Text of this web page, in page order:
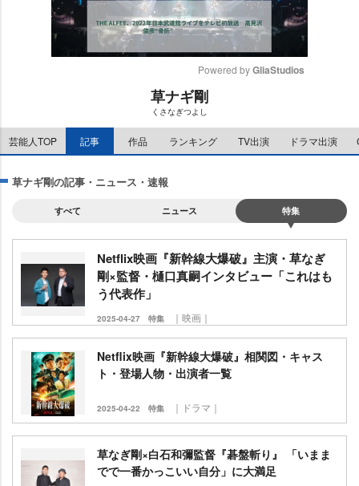
e
Powered by GliaStudios
草ナギ剛
くさなぎつよし
芸能人TOP 記事 作品 ランキング TV出演 ドラマ出演
草ナギ剛の記事・ニュース・速報
すべて ニュース 特集
Netflix映画『新幹線大爆破』主演・草なぎ
剛×監督・樋口真嗣インタビュー「これはも
う代表作」
2025-04-27 特集 ｜映画｜
Netflix映画『新幹線大爆破』相関図・キャス
ト・登場人物・出演者一覧
2025-04-22 特集 ｜ドラマ｜
草なぎ剛×白石和彌監督『碁盤斬り』 「いまま
でで一番かっこいい自分」に大満足